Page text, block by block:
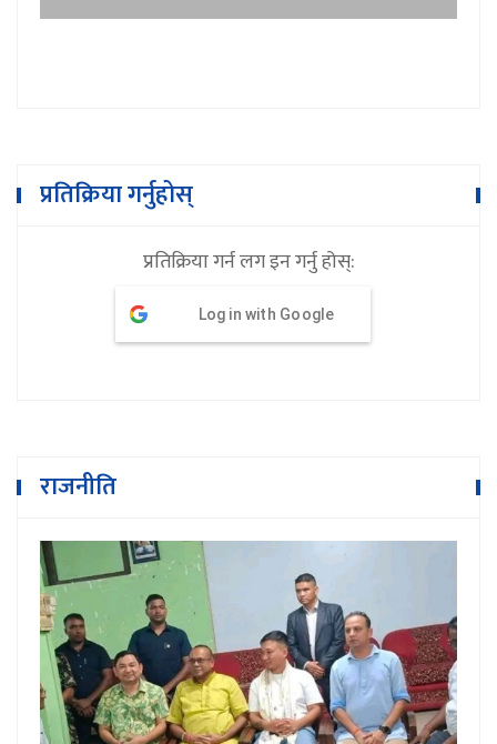
प्रतिक्रिया गर्नुहोस्
प्रतिक्रिया गर्न लग इन गर्नु होस्:
Log in with Google
राजनीति